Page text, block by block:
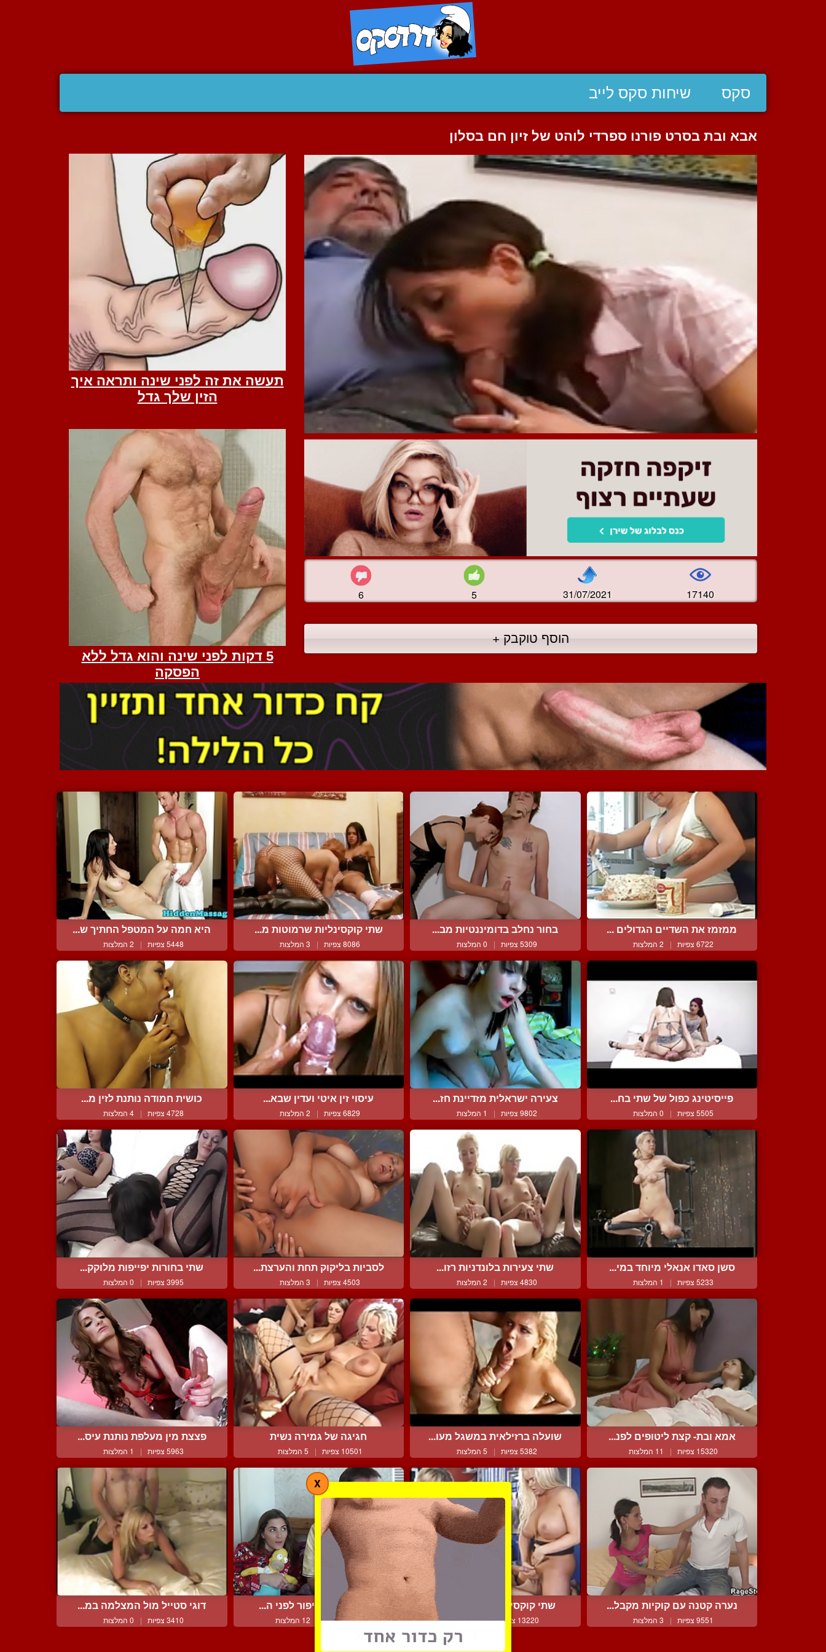
סקס שיחות סקס לייב
אבא ובת בסרט פורנו ספרדי לוהט של זיון חם בסלון
6 5 31/07/2021 17140
הוסף טוקבק +
ממזמז את השדיים הגדולים ...
6722 צפיות | 2 המלצות
בחור נחלב בדומיננטיות מב...
5309 צפיות | 0 המלצות
שתי קוקסינליות שרמוטות מ...
8086 צפיות | 3 המלצות
היא חמה על המטפל החתיך ש...
5448 צפיות | 2 המלצות
פייסיטינג כפול של שתי בח...
5505 צפיות | 0 המלצות
צעירה ישראלית מזדיינת חז...
9802 צפיות | 1 המלצות
עיסוי זין איטי ועדין שבא...
6829 צפיות | 2 המלצות
כושית חמודה נותנת לזין מ...
4728 צפיות | 4 המלצות
סשן סאדו אנאלי מיוחד במי...
5233 צפיות | 1 המלצות
שתי צעירות בלונדניות רזו...
4830 צפיות | 2 המלצות
לסביות בליקוק תחת והערצת...
4503 צפיות | 3 המלצות
שתי בחורות יפייפות מלוקק...
3995 צפיות | 0 המלצות
אמא ובת- קצת ליטופים לפנ...
15320 צפיות | 11 המלצות
שועלה ברזילאית במשגל מעו...
5382 צפיות | 5 המלצות
חגיגה של גמירה נשית
10501 צפיות | 5 המלצות
פצצת מין מעלפת נותנת עיס...
5963 צפיות | 1 המלצות
נערה קטנה עם קוקיות מקבל...
9551 צפיות | 3 המלצות
שתי קוקסינליות גומרות יח...
13220 צפיות | 3 המלצות
אבא, ספר לי סיפור לפני ה...
13516 צפיות | 12 המלצות
דוגי סטייל מול המצלמה במ...
3410 צפיות | 0 המלצות
צור קשר
X